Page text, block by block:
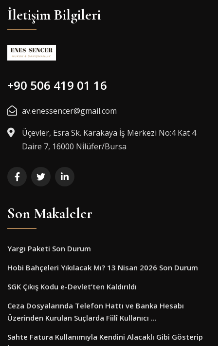
İletişim Bilgileri
+90 506 419 01 16
av.enessencer@gmail.com
Üçevler, Esra Sk. Karakaya İş Merkezi No:4 Kat 4
Daire 7, 16000 Ni̇lüfer/Bursa
Son Makaleler
Yargı Paketi Son Durum
Hobi Bahçeleri Yıkılacak Mı? 13 Nisan 2026 Son Durum
SGK Çıkış Kodu e-Devlet’ten Kaldırıldı
Ceza Dosyalarında Telefon Hattı ve Banka Hesabı
Üzerinden Kurulan Suçlarda Fiilî Kullanıcı ...
Sahte Fatura Kullanımıyla Kendini Alacaklı Gibi Gösterip